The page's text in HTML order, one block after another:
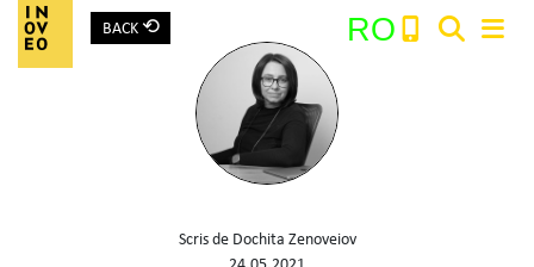
Main Navigation
BACK ⟲ RO
Search:
Scris de Dochita Zenoveiov